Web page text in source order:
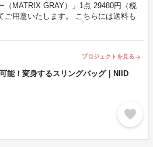
（MATRIX GRAY）」1点 29480円（税
ご用意いたします。 こちらには送料も
プロジェクトを見る arrow_forward
能！変身するスリングバッグ｜NIID
favorite